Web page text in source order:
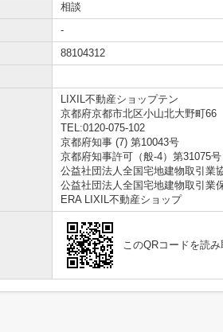
相談
-
88104312
LIXIL不動産ショップテン
京都府京都市北区小山北大野町66
TEL:0120-075-102
京都府知事 (7) 第10043号
京都府知事許可（般-4）第31075号
公益社団法人全国宅地建物取引業
公益社団法人全国宅地建物取引業
ERA LIXIL不動産ショップ
このQRコードを読